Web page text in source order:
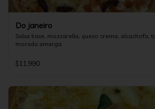
Do janeiro
Salsa base, mozzarella, queso crema, alcachofa,
morada amarga
$11.990